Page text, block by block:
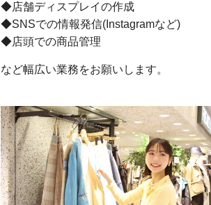
◆店舗ディスプレイの作成
◆SNSでの情報発信(Instagramなど)
◆店頭での商品管理
など幅広い業務をお願いします。